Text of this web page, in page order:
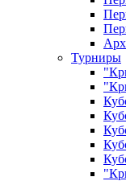
Турниры